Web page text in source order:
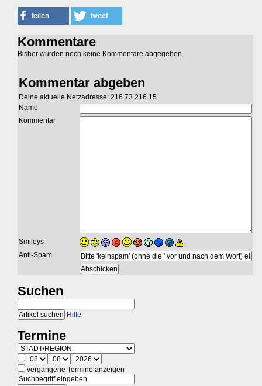
Kommentare
Bisher wurden noch keine Kommentare abgegeben.
Kommentar abgeben
Deine aktuelle Netzadresse: 216.73.216.15
Name
Kommentar
Smileys
Anti-Spam
Suchen
Hilfe
Termine
vergangene Termine anzeigen